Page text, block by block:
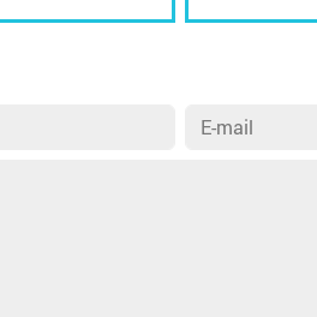
biodiversity